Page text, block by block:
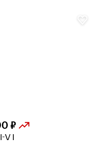
₽
V I